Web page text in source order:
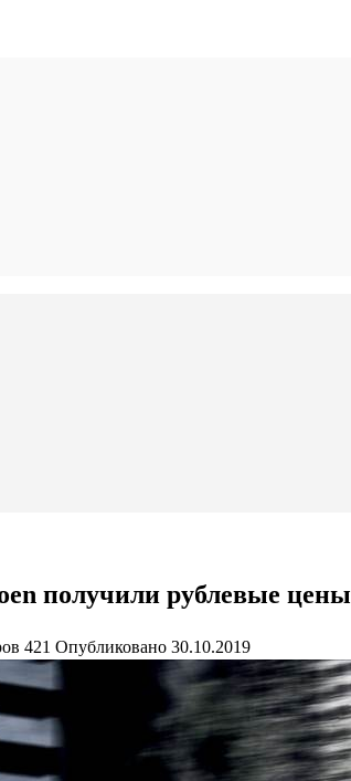
получили рублевые цены
421 Опубликовано 30.10.2019